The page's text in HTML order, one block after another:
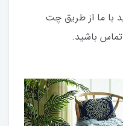
با ما از طریق چت